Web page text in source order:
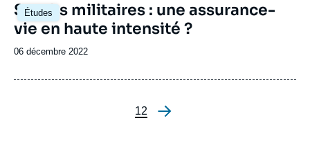
Études
Stocks militaires : une assurance-
vie en haute intensité ?
Date
publication
06 décembre 2022
Pagination
Page
1Page
2